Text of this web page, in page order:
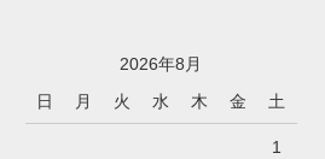
2026年8月
日 月 火 水 木 金 土
1